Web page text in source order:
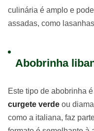
culinária é amplo e
assadas, como
Abobrinha
Este tipo de abobrinha
curgete verde ou
como a italiana, faz